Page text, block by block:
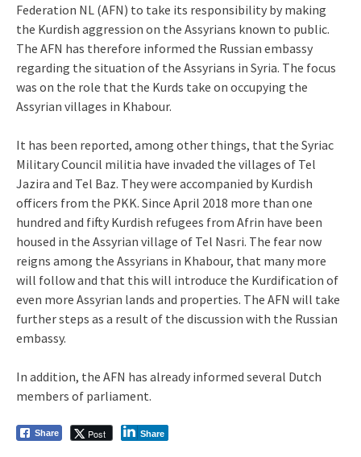
Federation NL (AFN) to take its responsibility by making
the Kurdish aggression on the Assyrians known to public.
The AFN has therefore informed the Russian embassy
regarding the situation of the Assyrians in Syria. The focus
was on the role that the Kurds take on occupying the
Assyrian villages in Khabour.
It has been reported, among other things, that the Syriac
Military Council militia have invaded the villages of Tel
Jazira and Tel Baz. They were accompanied by Kurdish
officers from the PKK. Since April 2018 more than one
hundred and fifty Kurdish refugees from Afrin have been
housed in the Assyrian village of Tel Nasri. The fear now
reigns among the Assyrians in Khabour, that many more
will follow and that this will introduce the Kurdification of
even more Assyrian lands and properties. The AFN will take
further steps as a result of the discussion with the Russian
embassy.
In addition, the AFN has already informed several Dutch
members of parliament.
Share Post Share